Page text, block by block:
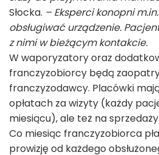
Słocka. – Eksperci konopni
obsługiwać urządzenie.
z nimi w bieżącym kontakcie.
W waporyzatory oraz
franczyzobiorcy będą
franczyzodawcy. Placówki
opłatach za wizyty (każdy
miesiącu), ale też na
Co miesiąc franczyzobiorca
prowizję od każdego